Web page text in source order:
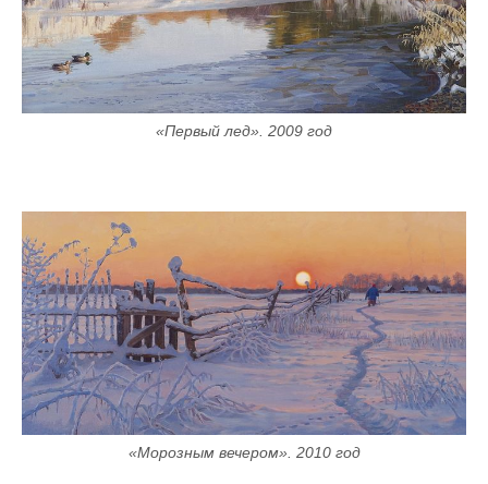
«Первый лед». 2009 год
«Морозным вечером». 2010 год